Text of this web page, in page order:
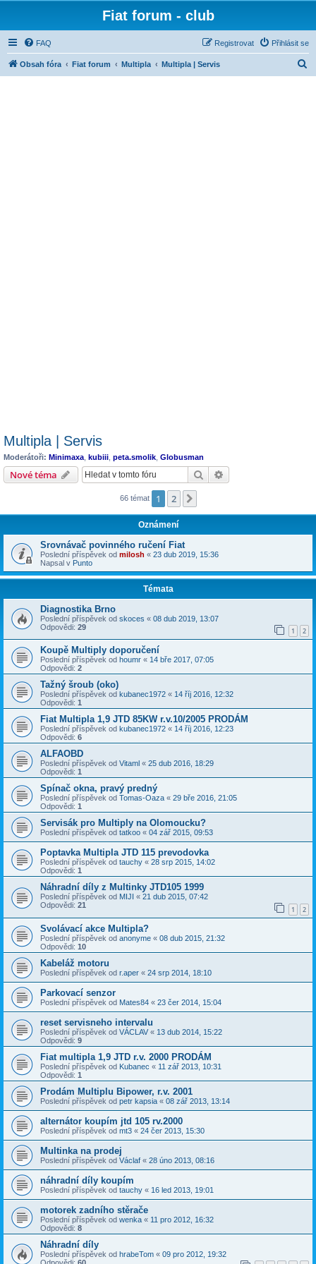
Fiat forum - club
FAQ Přihlásit se
Registrovat
Obsah fóra Fiat forum Multipla Multipla | Servis
Multipla | Servis
Moderátoři: Minimaxa kubiii peta.smolik Globusman
Nové téma Hledat
66 témat 1 2
Oznámení
Srovnávač povinného ručení Fiat
Poslední příspěvek od milosh « 23 dub 2019, 15:36
Napsal v Punto
Témata
Diagnostika Brno
Poslední příspěvek od skoces « 08 dub 2019, 13:07
Odpovědi: 29 1 2
Koupě Multiply doporučení
Poslední příspěvek od houmr « 14 bře 2017, 07:05
Odpovědi: 2
Tažný šroub (oko)
Poslední příspěvek od kubanec1972 « 14 říj 2016, 12:32
Odpovědi: 1
Fiat Multipla 1,9 JTD 85KW r.v.10/2005 PRODÁM
Poslední příspěvek od kubanec1972 « 14 říj 2016, 12:23
Odpovědi: 6
ALFAOBD
Poslední příspěvek od Vitaml « 25 dub 2016, 18:29
Odpovědi: 1
Spínač okna, pravý predný
Poslední příspěvek od Tomas-Oaza « 29 bře 2016, 21:05
Odpovědi: 1
Servisák pro Multiply na Olomoucku?
Poslední příspěvek od tatkoo « 04 zář 2015, 09:53
Poptavka Multipla JTD 115 prevodovka
Poslední příspěvek od tauchy « 28 srp 2015, 14:02
Odpovědi: 1
Náhradní díly z Multinky JTD105 1999
Poslední příspěvek od MIJI « 21 dub 2015, 07:42
Odpovědi: 21 1 2
Svolávací akce Multipla?
Poslední příspěvek od anonyme « 08 dub 2015, 21:32
Odpovědi: 10
Kabeláž motoru
Poslední příspěvek od r.aper « 24 srp 2014, 18:10
Parkovací senzor
Poslední příspěvek od Mates84 « 23 čer 2014, 15:04
reset servisneho intervalu
Poslední příspěvek od VÁCLAV « 13 dub 2014, 15:22
Odpovědi: 9
Fiat multipla 1,9 JTD r.v. 2000 PRODÁM
Poslední příspěvek od Kubanec « 11 zář 2013, 10:31
Odpovědi: 1
Prodám Multiplu Bipower, r.v. 2001
Poslední příspěvek od petr kapsia « 08 zář 2013, 13:14
alternátor koupím jtd 105 rv.2000
Poslední příspěvek od mt3 « 24 čer 2013, 15:30
Multinka na prodej
Poslední příspěvek od Václaf « 28 úno 2013, 08:16
náhradní díly koupím
Poslední příspěvek od tauchy « 16 led 2013, 19:01
motorek zadního stěrače
Poslední příspěvek od wenka « 11 pro 2012, 16:32
Odpovědi: 8
Náhradní díly
Poslední příspěvek od hrabeTom « 09 pro 2012, 19:32